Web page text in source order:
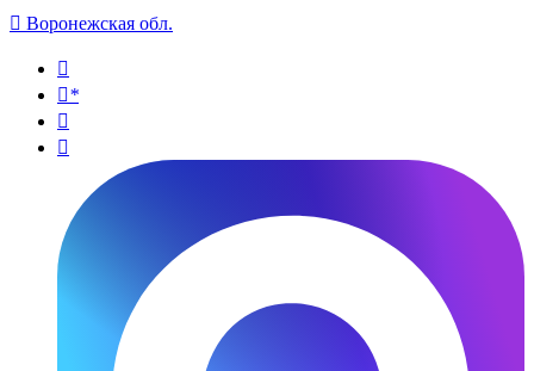
 Воронежская обл.

*

